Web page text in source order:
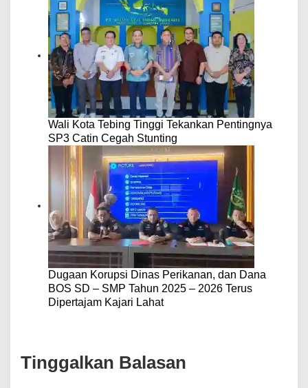
Wali Kota Tebing Tinggi Tekankan Pentingnya
SP3 Catin Cegah Stunting
Dugaan Korupsi Dinas Perikanan, dan Dana
BOS SD – SMP Tahun 2025 – 2026 Terus
Dipertajam Kajari Lahat
Tinggalkan Balasan